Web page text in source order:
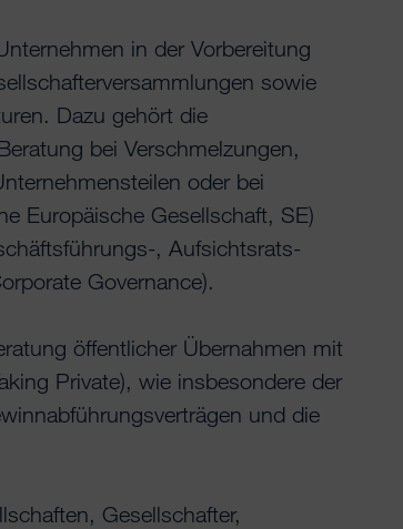
in der Vorbereitung
sowie
Dazu gehört die
bei Verschmelzungen,
oder bei
Europäische Gesellschaft, SE)
, Aufsichtsrats-
Governance).
öffentlicher Übernahmen mit
Private), wie insbesondere der
und die
Gesellschafter,